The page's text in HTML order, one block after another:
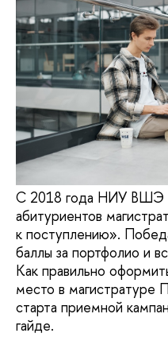
С 2018 года НИУ ВШЭ
абитуриентов
к поступлению».
баллы за портфолио и
Как правильно
место в магистратуре
старта приемной
гайде.